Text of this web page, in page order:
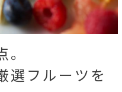
選フルーツを